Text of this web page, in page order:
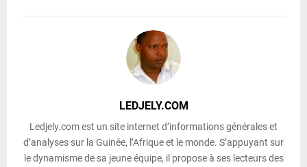
LEDJELY.COM
Ledjely.com est un site internet d’informations générales et
d’analyses sur la Guinée, l’Afrique et le monde. S’appuyant sur
le dynamisme de sa jeune équipe, il propose à ses lecteurs des